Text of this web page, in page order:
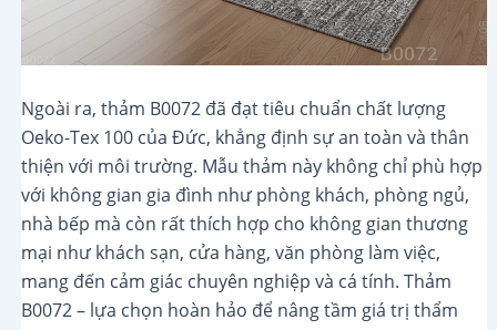
Ngoài ra, thảm B0072 đã đạt tiêu chuẩn chất lượng
Oeko-Tex 100 của Đức, khẳng định sự an toàn và thân
thiện với môi trường. Mẫu thảm này không chỉ phù hợp
với không gian gia đình như phòng khách, phòng ngủ,
nhà bếp mà còn rất thích hợp cho không gian thương
mại như khách sạn, cửa hàng, văn phòng làm việc,
mang đến cảm giác chuyên nghiệp và cá tính. Thảm
B0072 – lựa chọn hoàn hảo để nâng tầm giá trị thẩm